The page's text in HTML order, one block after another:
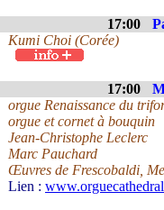
17:00
Kumi Choi (Corée)
17:00
orgue Renaissance du
orgue et cornet à bouquin
Jean-Christophe Leclerc
Marc Pauchard
Œuvres de Frescobaldi,
Lien :